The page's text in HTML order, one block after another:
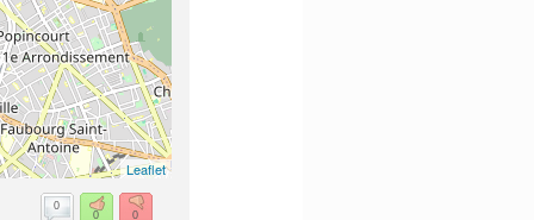
Leaflet
0
0
0